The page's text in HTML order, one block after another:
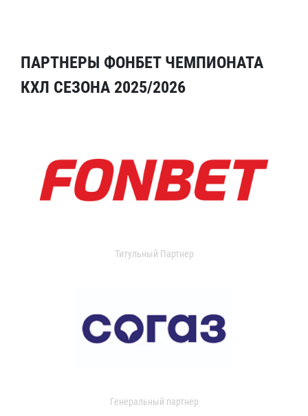
ПАРТНЕРЫ ФОНБЕТ ЧЕМПИОНАТА
КХЛ СЕЗОНА 2025/2026
Титульный Партнер
Генеральный партнер